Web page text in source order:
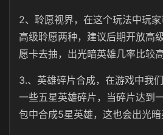
2、聆愿视界，在这个玩法中玩
高级聆愿两种，建议后期开放高
愿卡去抽，出光暗英雄几率比较高
3.、英雄碎片合成，在游戏中我
一些五星英雄碎片，当碎片达到
包中合成5星英雄，这也会出光暗